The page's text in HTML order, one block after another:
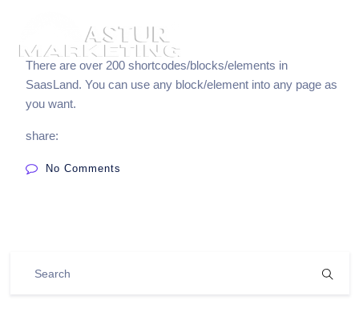
There are over 200 shortcodes/blocks/elements in
SaasLand. You can use any block/element into any page as
you want.
share:
No Comments